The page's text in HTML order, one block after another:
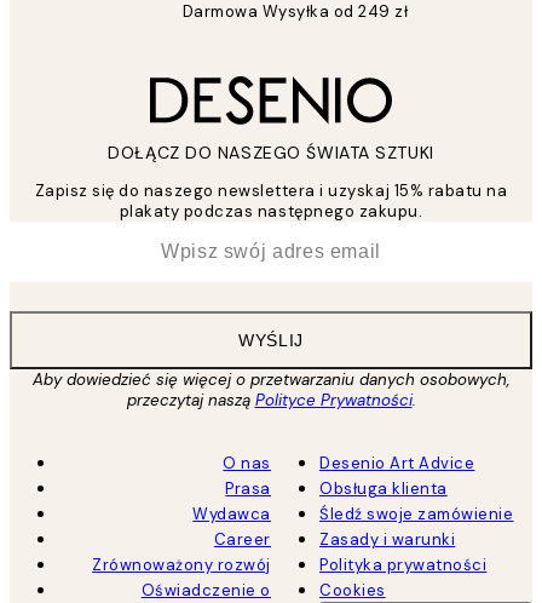
Darmowa Wysyłka od 249 zł
DOŁĄCZ DO NASZEGO ŚWIATA SZTUKI
Zapisz się do naszego newslettera i uzyskaj 15% rabatu na
plakaty podczas następnego zakupu.
WYŚLIJ
Aby dowiedzieć się więcej o przetwarzaniu danych osobowych,
przeczytaj naszą Polityce Prywatności.
O nas
Prasa
Wydawca
Career
Zrównoważony rozwój
Oświadczenie o
Desenio Art Advice
Obsługa klienta
Śledź swoje zamówienie
Zasady i warunki
Polityka prywatności
Cookies